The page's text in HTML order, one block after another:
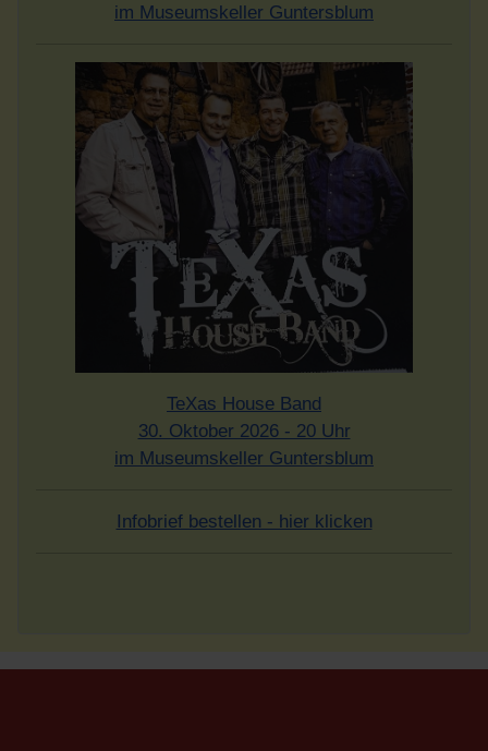
im Museumskeller Guntersblum
TeXas House Band
30. Oktober 2026 - 20 Uhr
im Museumskeller Guntersblum
Infobrief bestellen - hier klicken